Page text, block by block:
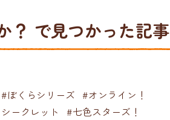
？ で見つかった記事
#ぼくらシリーズ #オンライン！
ークレット
#七色スターズ！